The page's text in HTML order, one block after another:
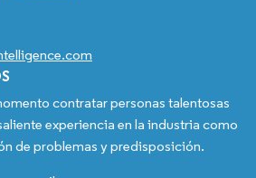
contratar personas talentosas
experiencia en la industria como
de problemas y predisposición.